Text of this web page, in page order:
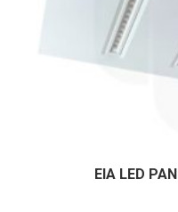
EIA LED